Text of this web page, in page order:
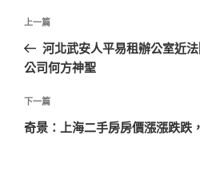
文
導
覽
上
一
篇
章
上一篇
河北武安人平易租辦公室近
公司何方神聖
下
一
下一篇
奇景：上海二手房房價漲漲跌跌